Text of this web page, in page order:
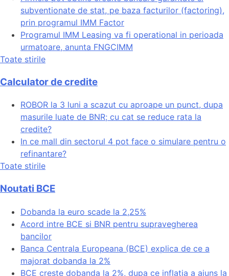
subventionate de stat, pe baza facturilor (factoring),
prin programul IMM Factor
Programul IMM Leasing va fi operational in perioada
urmatoare, anunta FNGCIMM
Toate stirile
Calculator de credite
ROBOR la 3 luni a scazut cu aproape un punct, dupa
masurile luate de BNR; cu cat se reduce rata la
credite?
In ce mall din sectorul 4 pot face o simulare pentru o
refinantare?
Toate stirile
Noutati BCE
Dobanda la euro scade la 2,25%
Acord intre BCE si BNR pentru supravegherea
bancilor
Banca Centrala Europeana (BCE) explica de ce a
majorat dobanda la 2%
BCE creste dobanda la 2%, dupa ce inflatia a ajuns la